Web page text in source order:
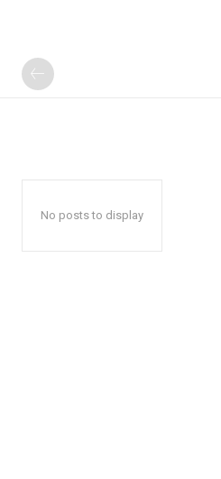
No posts to display